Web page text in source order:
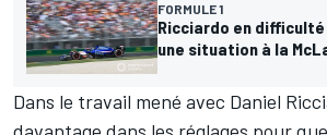
FORMULE 1
Ricciardo en
une situation à la
Dans le travail mené avec Daniel